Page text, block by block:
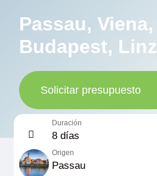
Passau, Viena,
Budapest, Linz
Solicitar presupuesto
Duración
8 días
Origen
Passau